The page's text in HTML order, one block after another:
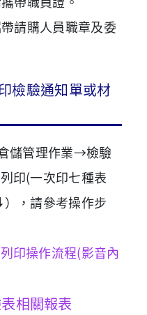
請購人員職章及委
檢驗通知單或材
儲管理作業→檢驗
印(一次印七種表
，請參考操作步
印操作流程(影音內
相關報表